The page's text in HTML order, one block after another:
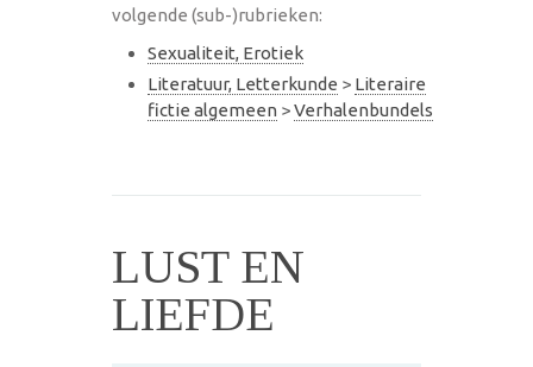
volgende (sub-)rubrieken:
Sexualiteit, Erotiek
Literatuur, Letterkunde > Literaire
fictie algemeen >Verhalenbundels
LUST EN
LIEFDE